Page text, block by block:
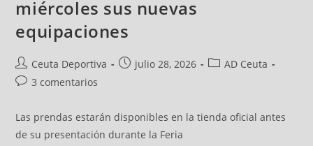
miércoles sus nuevas
equipaciones
Ceuta Deportiva julio 28, 2026
AD Ceuta
3 comentarios
Las prendas estarán disponibles en la tienda oficial antes
de su presentación durante la Feria